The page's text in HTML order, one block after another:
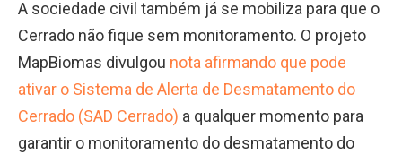
A sociedade civil também já se mobiliza para que o
Cerrado não fique sem monitoramento. O projeto
MapBiomas divulgou nota afirmando que pode
ativar o Sistema de Alerta de Desmatamento do
Cerrado (SAD Cerrado) a qualquer momento para
garantir o monitoramento do desmatamento do